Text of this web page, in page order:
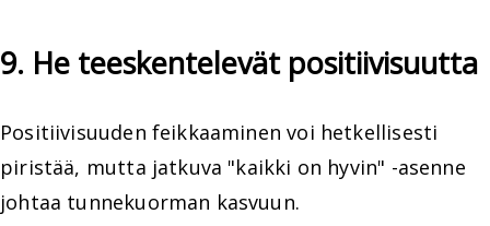
9. He teeskentelevät positiivisuutta
Positiivisuuden feikkaaminen voi hetkellisesti
piristää, mutta jatkuva "kaikki on hyvin" -asenne
johtaa tunnekuorman kasvuun.